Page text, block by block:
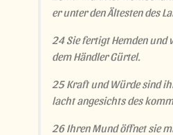
er unter den Ältesten des
24 Sie fertigt Hemden
dem Händler Gürtel.
25 Kraft und Würde sind
lacht angesichts des
26 Ihren Mund öffnet sie